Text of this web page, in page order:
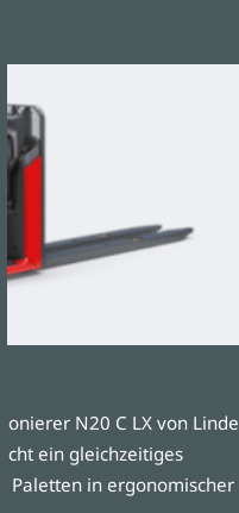
N20 C LX von Linde
ein gleichzeitiges
Paletten in ergonomischer